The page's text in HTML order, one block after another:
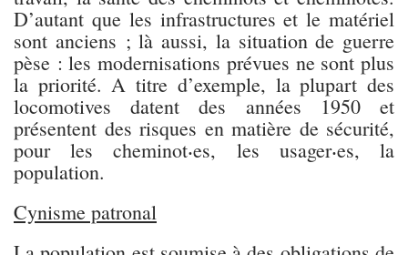
D’autant que les infrastructures et le matériel
sont anciens ; là aussi, la situation de guerre
pèse : les modernisations prévues ne sont plus
la priorité. A titre d’exemple, la plupart des
locomotives datent des années 1950 et
présentent des risques en matière de sécurité,
pour les cheminot⸳es, les usager⸳es, la
population.
Cynisme patronal